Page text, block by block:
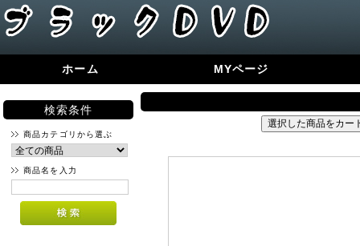
ホーム MYページ
検索条件
商品カテゴリから選ぶ
商品名を入力